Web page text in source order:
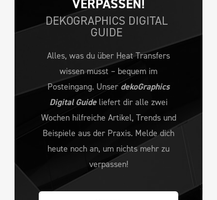
VERPASSEN!
DEKOGRAPHICS DIGITAL
GUIDE
Alles, was du über Heat Transfers
wissen musst – bequem im
Posteingang. Unser dekoGraphics
Digital Guideliefert dir alle zwei
Wochen hilfreiche Artikel, Trends und
Beispiele aus der Praxis. Melde dich
heute noch an, um nichts mehr zu
verpassen!